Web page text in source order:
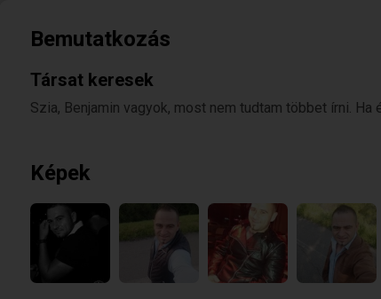
Bemutatkozás
Társat keresek
Szia, Benjamin vagyok, most nem tudtam többet írni.
Képek